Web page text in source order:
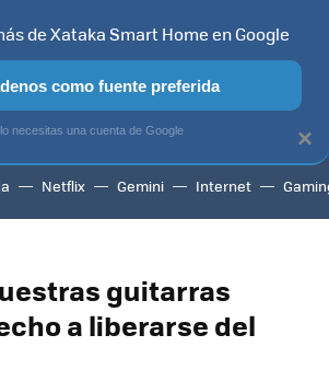
SMART TV SELECCIÓN
Netflix Gemini Internet
guitarras
a liberarse del
×
de Xataka Smart Home en Google
como fuente preferida
necesitas una cuenta de Google